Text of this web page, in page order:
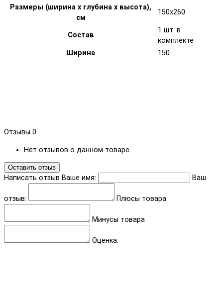
Размеры (ширина х глубина х высота),
см
150x260
Состав
1 шт. в
комплекте
Ширина
150
Отзывы 0
Нет отзывов о данном товаре.
Оставить отзыв
Написать отзыв Ваше имя: Ваш
отзыв: Плюсы товара
Минусы товара
Оценка: